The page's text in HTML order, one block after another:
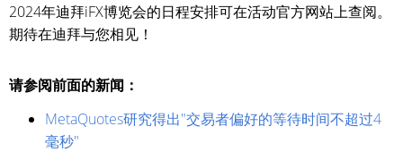
2024年迪拜iFX博览会的日程安排可在活动官方网站上查阅。
期待在迪拜与您相见！
请参阅前面的新闻：
MetaQuotes研究得出"交易者偏好的等待时间不超过4
毫秒"